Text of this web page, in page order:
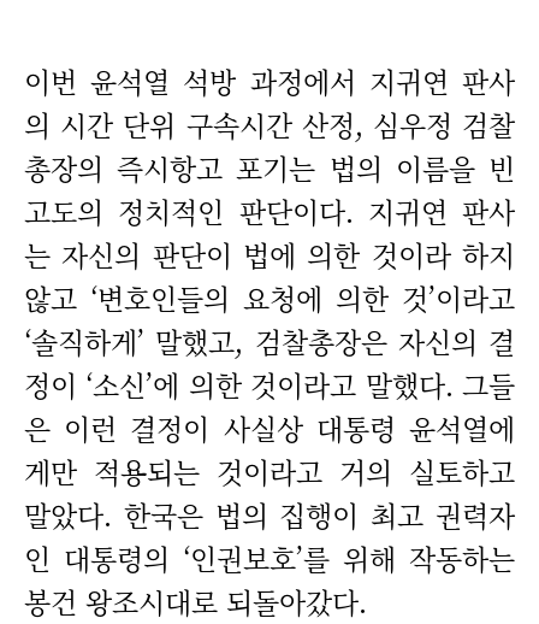
이번 윤석열 석방 과정에서 지귀연 판사
의 시간 단위 구속시간 산정, 심우정 검찰
총장의 즉시항고 포기는 법의 이름을 빈
고도의 정치적인 판단이다. 지귀연 판사
는 자신의 판단이 법에 의한 것이라 하지
않고 ‘변호인들의 요청에 의한 것’이라고
‘솔직하게’ 말했고, 검찰총장은 자신의 결
정이 ‘소신’에 의한 것이라고 말했다. 그들
은 이런 결정이 사실상 대통령 윤석열에
게만 적용되는 것이라고 거의 실토하고
말았다. 한국은 법의 집행이 최고 권력자
인 대통령의 ‘인권보호’를 위해 작동하는
봉건 왕조시대로 되돌아갔다.